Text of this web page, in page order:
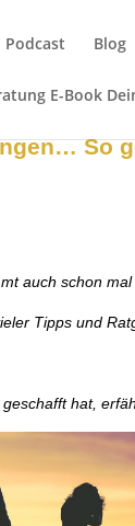
Podcast Blog
E-Book
So
auch schon
Tipps und
hat,